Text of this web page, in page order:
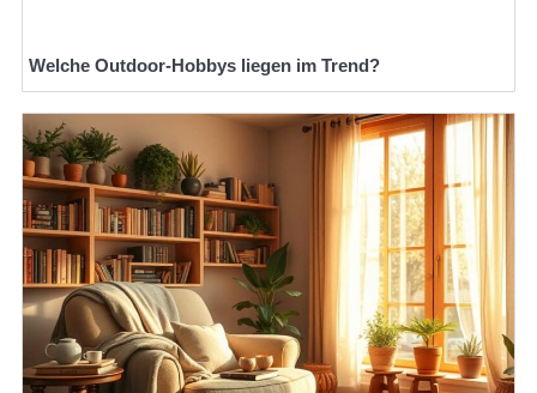
Welche Outdoor-Hobbys liegen im Trend?